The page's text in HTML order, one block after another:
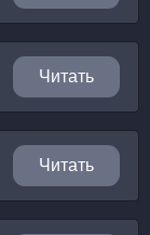
Читать
Читать